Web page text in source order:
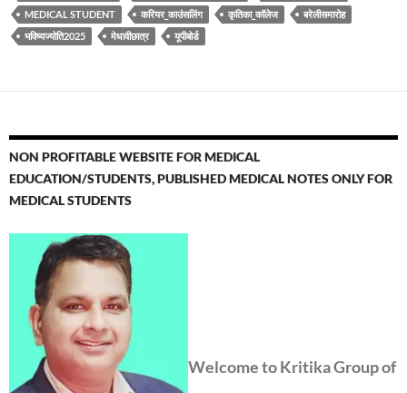
MEDICAL STUDENT
करियर_काउंसलिंग कृतिका_कॉलेज
बरेलीसमारोह
भविष्यज्योति2025
मेधावीछात्र यूपीबोर्ड
NON PROFITABLE WEBSITE FOR MEDICAL
EDUCATION/STUDENTS, PUBLISHED MEDICAL NOTES ONLY FOR
MEDICAL STUDENTS
Welcome to Kritika Group of